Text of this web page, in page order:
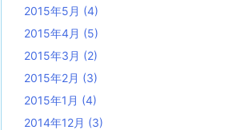
2015年5月 (4)
2015年4月 (5)
2015年3月 (2)
2015年2月 (3)
2015年1月 (4)
2014年12月 (3)